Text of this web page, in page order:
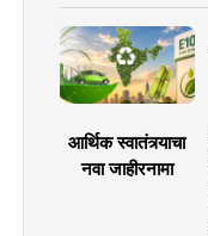
आर्थिक स्वातंत्र्याचा
नवा जाहीरनामा